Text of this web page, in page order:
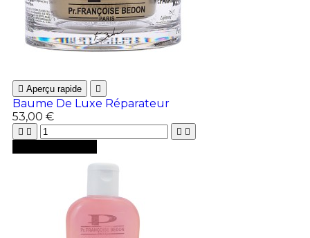
 Aperçu rapide 
Baume De Luxe Réparateur
53,00 €
   